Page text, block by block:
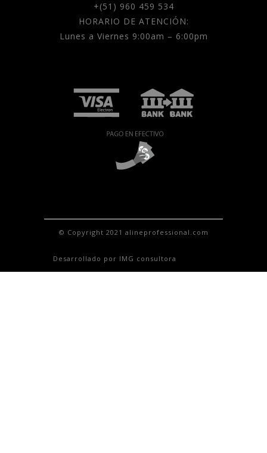
+(51) 960 459 534
HORARIO DE ATENCIÓN:
Lunes a Viernes 9:00am – 6:00pm
© Copyright 2021 alineprofessional.com
Desarrollado por IMG consultora